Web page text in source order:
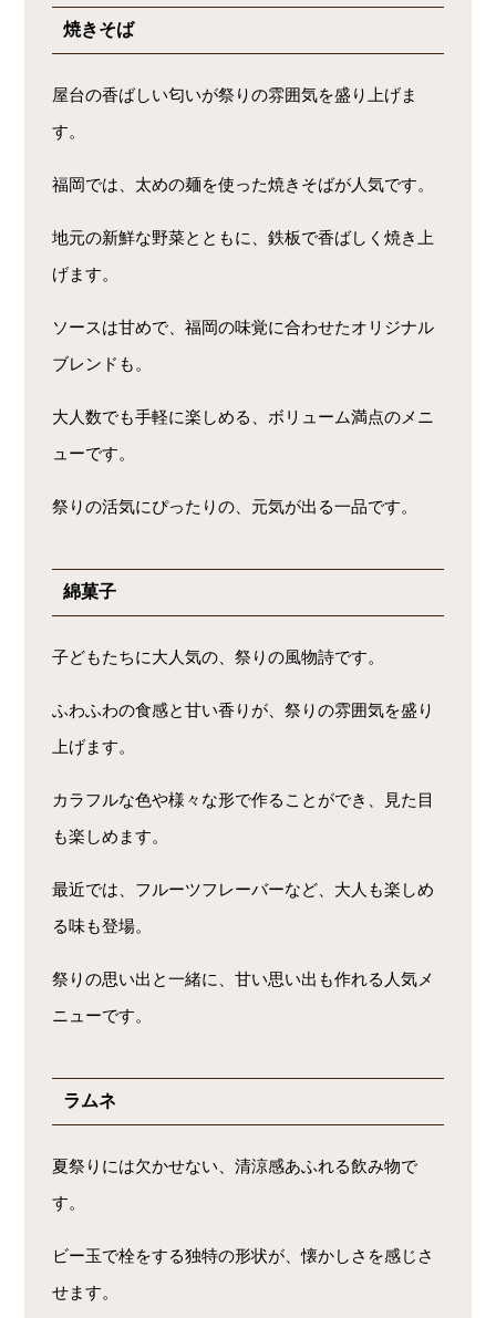
焼きそば
屋台の香ばしい匂いが祭りの雰囲気を盛り上げま
す。
福岡では、太めの麺を使った焼きそばが人気です。
地元の新鮮な野菜とともに、鉄板で香ばしく焼き上
げます。
ソースは甘めで、福岡の味覚に合わせたオリジナル
ブレンドも。
大人数でも手軽に楽しめる、ボリューム満点のメニ
ューです。
祭りの活気にぴったりの、元気が出る一品です。
綿菓子
子どもたちに大人気の、祭りの風物詩です。
ふわふわの食感と甘い香りが、祭りの雰囲気を盛り
上げます。
カラフルな色や様々な形で作ることができ、見た目
も楽しめます。
最近では、フルーツフレーバーなど、大人も楽しめ
る味も登場。
祭りの思い出と一緒に、甘い思い出も作れる人気メ
ニューです。
ラムネ
夏祭りには欠かせない、清涼感あふれる飲み物で
す。
ビー玉で栓をする独特の形状が、懐かしさを感じさ
せます。